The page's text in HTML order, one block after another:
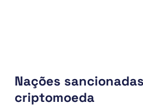
Nações
criptomoeda